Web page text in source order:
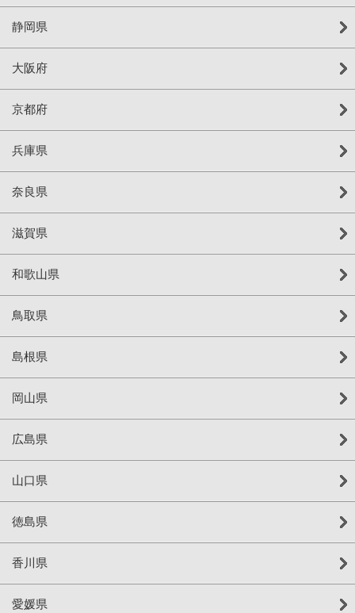
静岡県
大阪府
京都府
兵庫県
奈良県
滋賀県
和歌山県
鳥取県
島根県
岡山県
広島県
山口県
徳島県
香川県
愛媛県